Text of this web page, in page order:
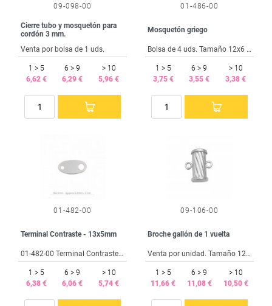
09-098-00
Cierre tubo y mosquetón para
cordón 3 mm.
Venta por bolsa de 1 uds.
1 > 5
6,62 €
6 > 9
6,29 €
> 10
5,96 €
01-486-00
Mosquetón griego
Bolsa de 4 uds. Tamaño 12x6 mm.
1 > 5
3,75 €
6 > 9
3,55 €
> 10
3,38 €
01-482-00
Terminal Contraste - 13x5mm
01-482-00 Terminal Contraste - 13x5mm (10 Unidades)
1 > 5
6,38 €
6 > 9
6,06 €
> 10
5,74 €
09-106-00
Broche gallón de 1 vuelta
Venta por unidad. Tamaño 12x6 mm.
1 > 5
11,66 €
6 > 9
11,08 €
> 10
10,50 €